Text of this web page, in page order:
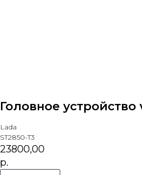
Головное
Lada
ST2850-T3
23800,00
р.